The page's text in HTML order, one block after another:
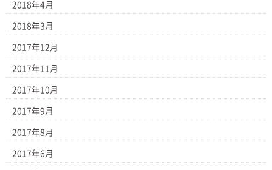
2018年4月
2018年3月
2017年12月
2017年11月
2017年10月
2017年9月
2017年8月
2017年6月